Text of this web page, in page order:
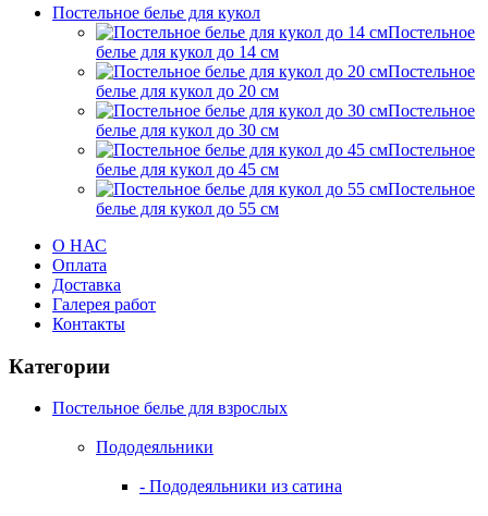
Постельное белье для кукол
Постельное
белье для кукол до 14 см
Постельное
белье для кукол до 20 см
Постельное
белье для кукол до 30 см
Постельное
белье для кукол до 45 см
Постельное
белье для кукол до 55 см
О НАС
Оплата
Доставка
Галерея работ
Контакты
Категории
Постельное белье для взрослых
Пододеяльники
- Пододеяльники из сатина